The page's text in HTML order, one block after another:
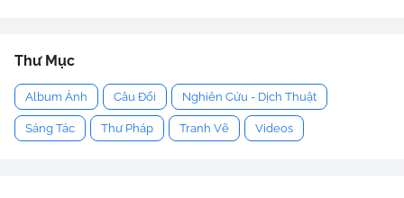
Thư Mục
Album Ảnh Câu Đối Nghiên Cứu - Dịch Thuật
Sáng Tác Thư Pháp Tranh Vẽ Videos